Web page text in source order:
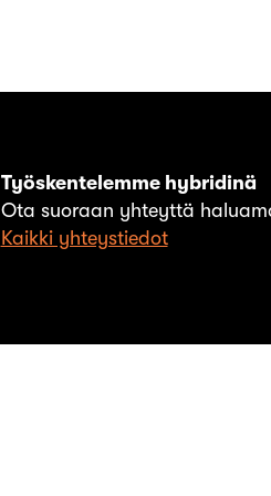
Työskentelemme hybridinä
Ota suoraan yhteyttä
Kaikki yhteystiedot